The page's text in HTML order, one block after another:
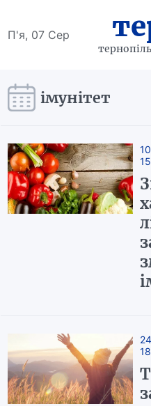
П'я, 07 Сер
імунітет